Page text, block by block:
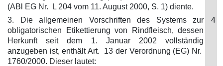
(ABl EG Nr. L 204 vom 11. August 2000, S. 1) diente.
3. Die allgemeinen Vorschriften des Systems zur
obligatorischen Etikettierung von Rindfleisch, dessen
Herkunft seit dem 1. Januar 2002 vollständig
anzugeben ist, enthält Art. 13 der Verordnung (EG) Nr.
1760/2000. Dieser lautet:
4